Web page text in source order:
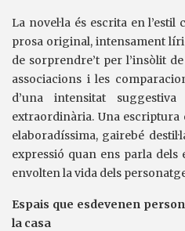
La novel·la és escrita en
prosa original, intensament
de sorprendre’t per l’insòlit
associacions i les
d’una intensitat
extraordinària. Una escriptura
elaboradíssima, gairebé
expressió quan ens parla dels
envolten la vida dels
Espais que esdevenen
la casa